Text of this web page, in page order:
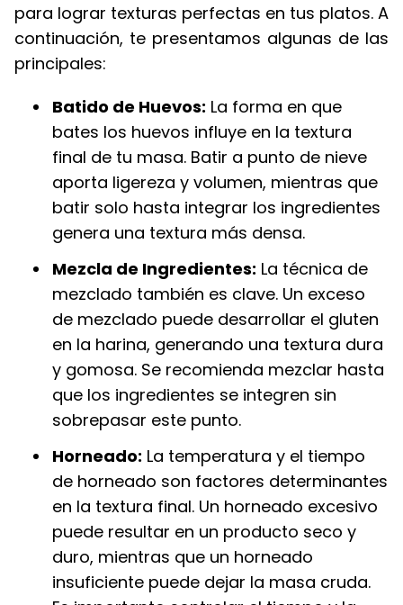
para lograr texturas perfectas en tus platos. A
continuación, te presentamos algunas de las
principales:
Batido de Huevos: La forma en que
bates los huevos influye en la textura
final de tu masa. Batir a punto de nieve
aporta ligereza y volumen, mientras que
batir solo hasta integrar los ingredientes
genera una textura más densa.
Mezcla de Ingredientes: La técnica de
mezclado también es clave. Un exceso
de mezclado puede desarrollar el gluten
en la harina, generando una textura dura
y gomosa. Se recomienda mezclar hasta
que los ingredientes se integren sin
sobrepasar este punto.
Horneado: La temperatura y el tiempo
de horneado son factores determinantes
en la textura final. Un horneado excesivo
puede resultar en un producto seco y
duro, mientras que un horneado
insuficiente puede dejar la masa cruda.